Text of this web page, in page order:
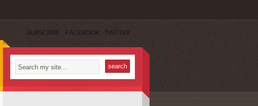
SUBSCRIBE FACEBOOK TWITTER